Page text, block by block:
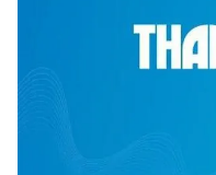
Theo dõi báo trên